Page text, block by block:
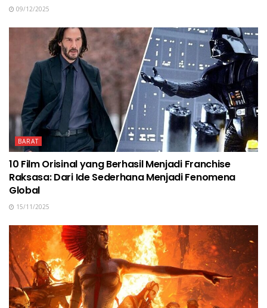
09/12/2025
BARAT
10 Film Orisinal yang Berhasil Menjadi Franchise
Raksasa: Dari Ide Sederhana Menjadi Fenomena
Global
15/11/2025